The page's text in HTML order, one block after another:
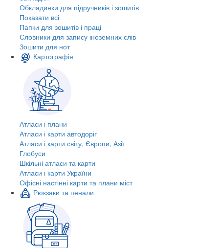
Обкладинки для підручників і зошитів
Показати всі
Папки для зошитів і праці
Словники для запису іноземних слів
Зошити для нот
Картографія
Атласи і плани
Атласи і карти автодоріг
Атласи і карти світу, Європи, Азії
Глобуси
Шкільні атласи та карти
Атласи і карти України
Офісні настінні карти та плани міст
Рюкзаки та пенали